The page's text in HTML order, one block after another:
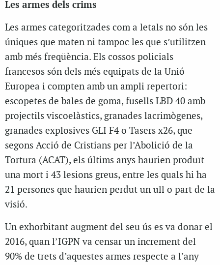
Les armes dels crims
Les armes categoritzades com a letals no són les
úniques que maten ni tampoc les que s’utilitzen
amb més freqüència. Els cossos policials
francesos són dels més equipats de la Unió
Europea i compten amb un ampli repertori:
escopetes de bales de goma, fusells LBD 40 amb
projectils viscoelàstics, granades lacrimògenes,
granades explosives GLI F4 o Tasers x26, que
segons Acció de Cristians per l’Abolició de la
Tortura (ACAT), els últims anys haurien produït
una mort i 43 lesions greus, entre les quals hi ha
21 persones que haurien perdut un ull o part de la
visió.
Un exhorbitant augment del seu ús es va donar el
2016, quan l’IGPN va censar un increment del
90% de trets d’aquestes armes respecte a l’any